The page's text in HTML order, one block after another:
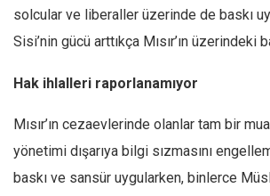
Düşünce
Dosyalar
solcular ve liberaller üzerinde de baskı
Sisi’nin gücü arttıkça Mısır’ın üzerindeki
Hak ihlalleri raporlanamıyor
Mısır’ın cezaevlerinde olanlar tam bir
yönetimi dışarıya bilgi sızmasını
baskı ve sansür uygularken, binlerce